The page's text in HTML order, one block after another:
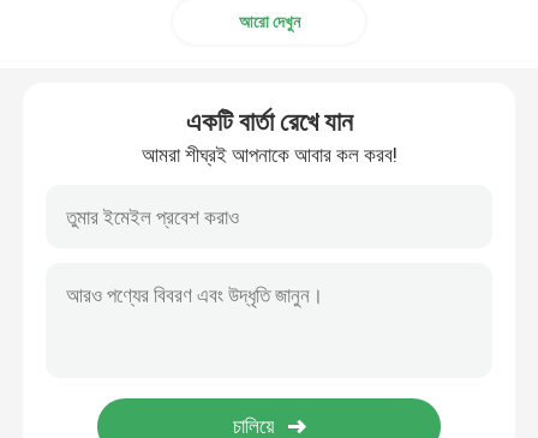
তেল প্যান গ্যাসকেট
স্বয়ংক্রিয় ট্রান্সমিশন ঘর্ষণ কিট
ইঞ্জিন কুলিংয়েন্ট এক্সপেনশন ট্যাঙ্ক
আরো দেখুন
একটি বার্তা রেখে যান
আমরা শীঘ্রই আপনাকে আবার কল করব!